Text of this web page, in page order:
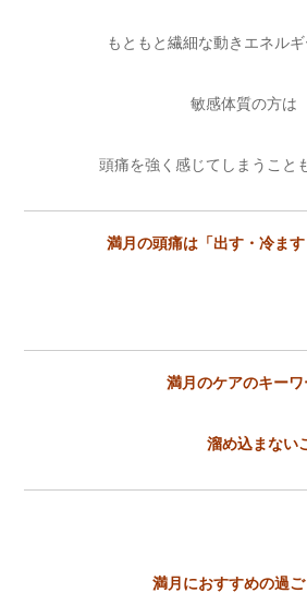
もともと繊細な動きエネルギ
敏感体質の方は
頭痛を強く感じてしまうこと
満月の頭痛は「出す・冷ます
満月のケアのキーワ
溜め込まない
満月におすすめの過